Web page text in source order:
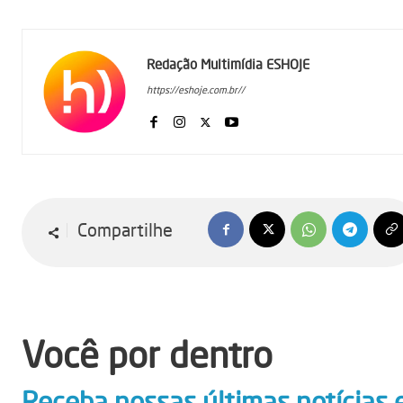
Redação Multimídia ESHOJE
https://eshoje.com.br//
Compartilhe
Você por dentro